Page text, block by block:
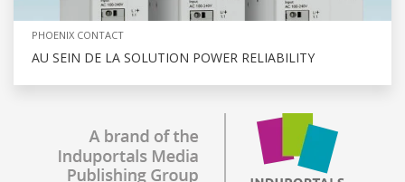
PHOENIX CONTACT
AU SEIN DE LA SOLUTION POWER RELIABILITY